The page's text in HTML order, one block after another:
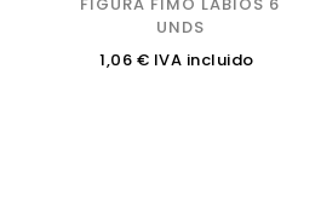
UNDS
Precio
1,06 € IVA incluido